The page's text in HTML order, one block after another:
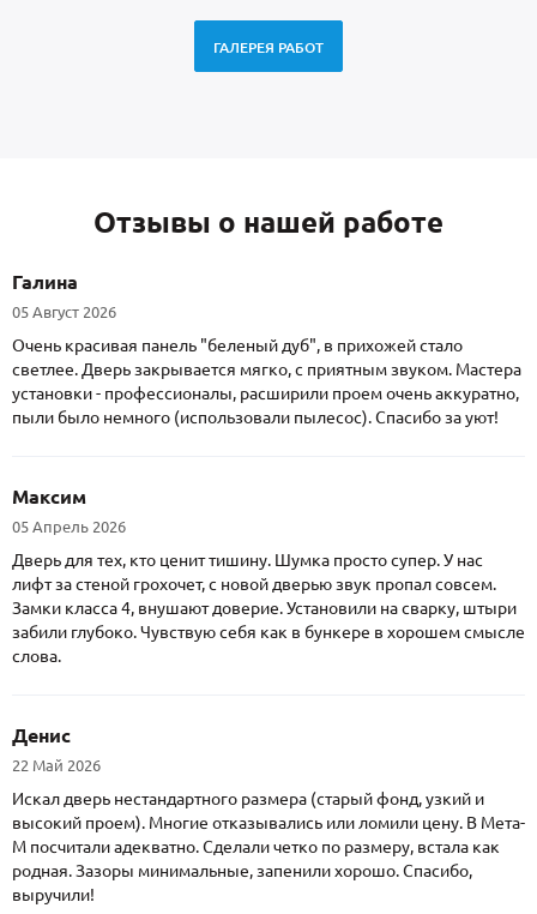
ГАЛЕРЕЯ РАБОТ
Отзывы о нашей работе
Галина
05 Август 2026
Очень красивая панель "беленый дуб", в прихожей стало
светлее. Дверь закрывается мягко, с приятным звуком. Мастера
установки - профессионалы, расширили проем очень аккуратно,
пыли было немного (использовали пылесос). Спасибо за уют!
Максим
05 Апрель 2026
Дверь для тех, кто ценит тишину. Шумка просто супер. У нас
лифт за стеной грохочет, с новой дверью звук пропал совсем.
Замки класса 4, внушают доверие. Установили на сварку, штыри
забили глубоко. Чувствую себя как в бункере в хорошем смысле
слова.
Денис
22 Май 2026
Искал дверь нестандартного размера (старый фонд, узкий и
высокий проем). Многие отказывались или ломили цену. В Мета-
М посчитали адекватно. Сделали четко по размеру, встала как
родная. Зазоры минимальные, запенили хорошо. Спасибо,
выручили!